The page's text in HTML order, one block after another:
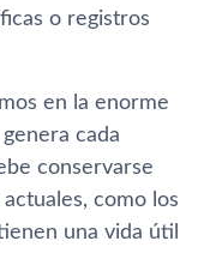
o registros
en la enorme
cada
conservarse
como los
una vida útil